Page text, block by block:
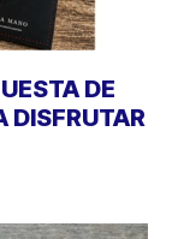
DE
DISFRUTAR